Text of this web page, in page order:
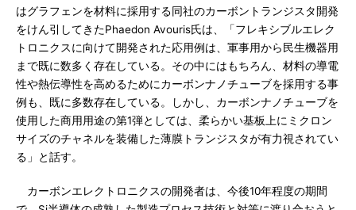
はグラフェンを材料に採用する同社のカーボントランジスタ開発
をけん引してきたPhaedon Avouris氏は、「フレキシブルエレク
トロニクスに向けて開発された応用例は、軍事用から民生機器用
まで既に数多く存在している。その中にはもちろん、材料の導電
性や熱伝導性を高めるためにカーボンナノチューブを採用する事
例も、既に多数存在している。しかし、カーボンナノチューブを
使用した商用用途の第1弾としては、柔らかい基板上にミクロン
サイズのチャネルを装備した薄膜トランジスタが有力視されてい
る」と話す。
カーボンエレクトロニクスの開発者は、今後10年程度の期間